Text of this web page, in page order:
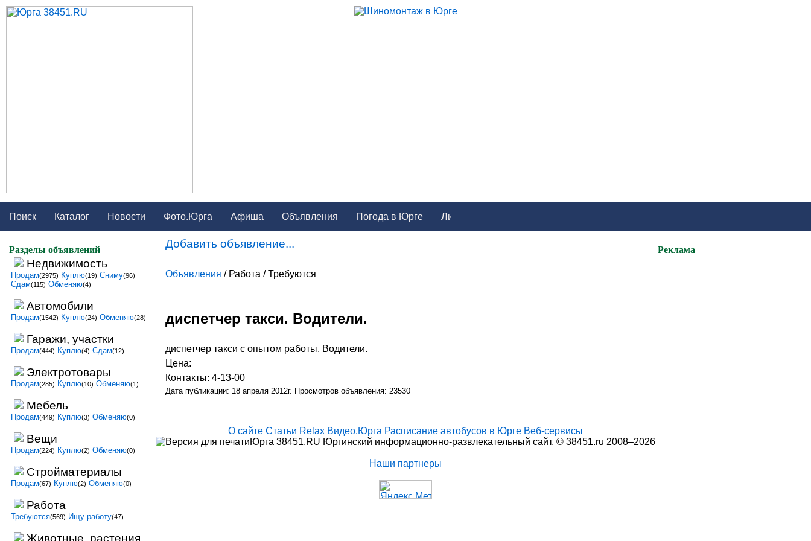
Поиск Каталог Новости Фото.Юрга Афиша Объявления Погода в Юрге
Добавить объявление...
Объявления / Работа / Требуются
диспетчер такси. Водители.
диспетчер такси с опытом работы. Водители.
Цена:
Контакты: 4-13-00
Дата публикации: 18 апреля 2012г. Просмотров объявления: 23530
Разделы объявлений
Недвижимость
Продам(2975) Куплю(19) Сниму(96)
Сдам(115) Обменяю(4)
Автомобили
Продам(1542) Куплю(24) Обменяю(28)
Гаражи, участки
Продам(444) Куплю(4) Сдам(12)
Электротовары
Продам(285) Куплю(10) Обменяю(1)
Мебель
Продам(449) Куплю(3) Обменяю(0)
Вещи
Продам(224) Куплю(2) Обменяю(0)
Стройматериалы
Продам(67) Куплю(2) Обменяю(0)
Работа
Требуются(569) Ищу работу(47)
Животные, растения
Реклама
О сайте Статьи Relax Видео.Юрга Расписание автобусов в Юрге Веб-сервисы
Юрга 38451.RU Юргинский информационно-развлекательный сайт. © 38451.ru 2008–2026
Наши партнеры